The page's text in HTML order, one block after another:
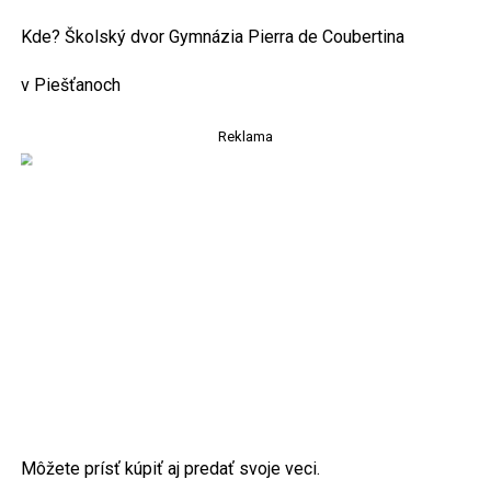
Kde? Školský dvor Gymnázia Pierra de Coubertina
v Piešťanoch
Reklama
Môžete prísť kúpiť aj predať svoje veci.